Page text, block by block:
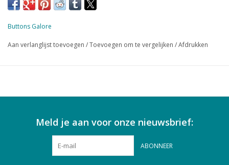
Buttons Galore
Aan verlanglijst toevoegen /Toevoegen om te vergelijken /Afdrukken
Meld je aan voor onze nieuwsbrief:
ABONNEER